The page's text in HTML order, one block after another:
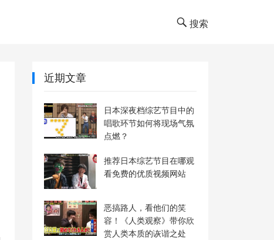
搜索
近期文章
日本深夜档综艺节目中的
唱歌环节如何将现场气氛
点燃？
推荐日本综艺节目在哪观
看免费的优质视频网站
恶搞路人，看他们的笑
容！《人类观察》带你欣
赏人类本质的诙谐之处